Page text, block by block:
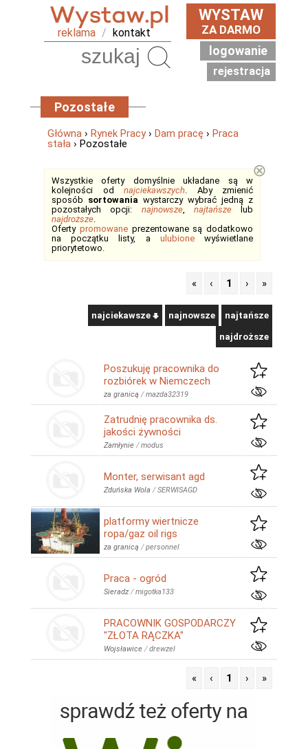
reklama / kontakt
WYSTAW
ZA DARMO
logowanie
rejestracja
Pozostałe
Główna › Rynek Pracy› Dam pracę › Praca
stała › Pozostałe
Wszystkie oferty domyślnie układane są w
kolejności od najciekawszych. Aby zmienić
sposób sortowania wystarczy wybrać jedną z
pozostałych opcji: najnowsze, najtańszelub
najdroższe.
Oferty promowaneprezentowane są dodatkowo
na początku listy, a ulubionewyświetlane
priorytetowo.
⊗
« ‹ 1 › »
najciekawsze najnowsze najtańsze
najdroższe
Poszukuję pracownika do
rozbiórek w Niemczech
za granicą /mazda32319
Zatrudnię pracownika ds.
jakości żywności
Zamłynie /modus
Monter, serwisant agd
Zduńska Wola /SERWISAGD
platformy wiertnicze
ropa/gaz oil rigs
za granicą /personnel
Praca - ogród
Sieradz /migotka133
PRACOWNIK GOSPODARCZY
"ZŁOTA RĄCZKA"
Wojsławice /drewzel
« ‹ 1 › »